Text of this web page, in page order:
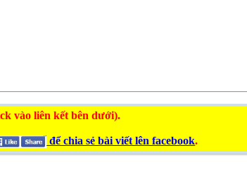
vào liên kết bên dưới).
để chia sẻ bài viết lên facebook.